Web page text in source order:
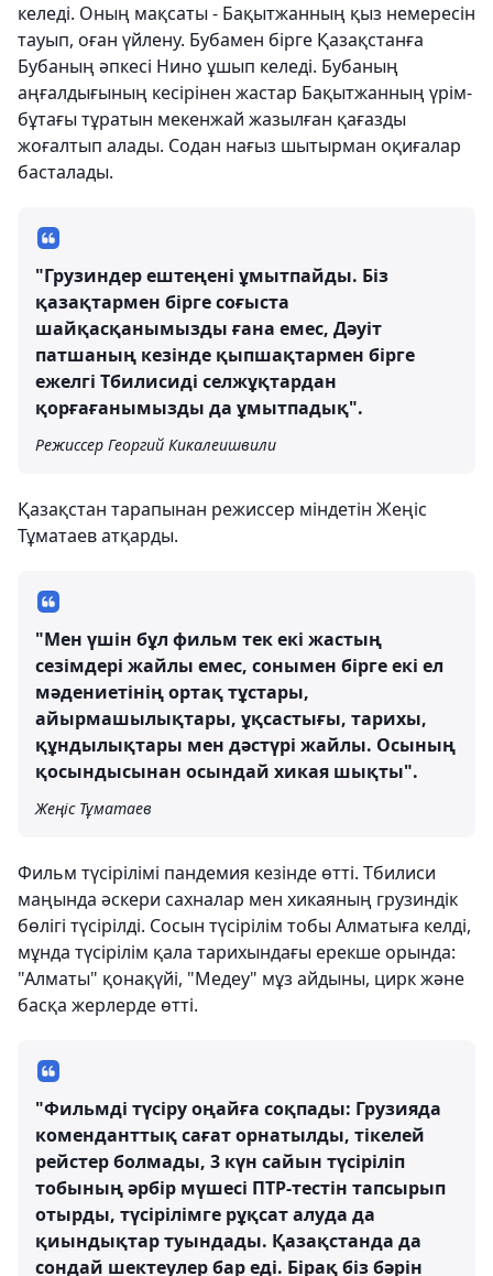
келеді. Оның мақсаты - Бақытжанның қыз немересін
тауып, оған үйлену. Бубамен бірге Қазақстанға
Бубаның әпкесі Нино ұшып келеді. Бубаның
аңғалдығының кесірінен жастар Бақытжанның үрім-
бұтағы тұратын мекенжай жазылған қағазды
жоғалтып алады. Содан нағыз шытырман оқиғалар
басталады.
"Грузиндер ештеңені ұмытпайды. Біз
қазақтармен бірге соғыста
шайқасқанымызды ғана емес, Дәуіт
патшаның кезінде қыпшақтармен бірге
ежелгі Тбилисиді селжұқтардан
қорғағанымызды да ұмытпадық".
Режиссер Георгий Кикалеишвили
Қазақстан тарапынан режиссер міндетін Жеңіс
Тұматаев атқарды.
"Мен үшін бұл фильм тек екі жастың
сезімдері жайлы емес, сонымен бірге екі ел
мәдениетінің ортақ тұстары,
айырмашылықтары, ұқсастығы, тарихы,
құндылықтары мен дәстүрі жайлы. Осының
қосындысынан осындай хикая шықты".
Жеңіс Тұматаев
Фильм түсірілімі пандемия кезінде өтті. Тбилиси
маңында әскери сахналар мен хикаяның грузиндік
бөлігі түсірілді. Сосын түсірілім тобы Алматыға келді,
мұнда түсірілім қала тарихындағы ерекше орында:
"Алматы" қонақүйі, "Медеу" мұз айдыны, цирк және
басқа жерлерде өтті.
"Фильмді түсіру оңайға соқпады: Грузияда
коменданттық сағат орнатылды, тікелей
рейстер болмады, 3 күн сайын түсіріліп
тобының әрбір мүшесі ПТР-тестін тапсырып
отырды, түсірілімге рұқсат алуда да
қиындықтар туындады. Қазақстанда да
сондай шектеулер бар еді. Бірақ біз бәрін